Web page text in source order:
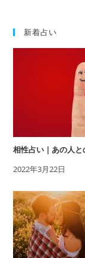
新着占い
相性占い｜あの人
2022年3月22日